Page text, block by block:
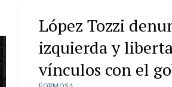
López Tozzi
izquierda y
vínculos con el